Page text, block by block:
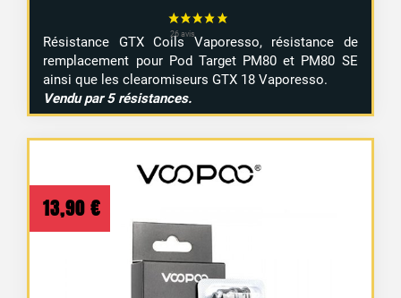
Résistance GTX Coils Vaporesso, résistance de
remplacement pour Pod Target PM80 et PM80 SE
ainsi que les clearomiseurs GTX 18 Vaporesso.
Vendu par 5 résistances.
13,90 €